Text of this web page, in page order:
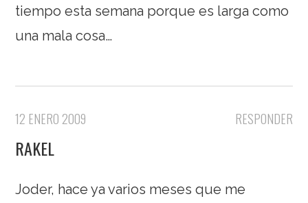
tiempo esta semana porque es larga como
una mala cosa…
RESPONDER
12 ENERO 2009
RAKEL
Joder, hace ya varios meses que me